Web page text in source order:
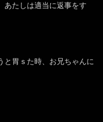
あたしは適当に返事をす
と胃ｓた時、お兄ちゃんに